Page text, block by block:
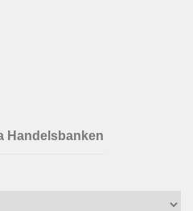
Handelsbanken